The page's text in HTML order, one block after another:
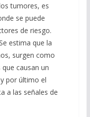
tumores, es
se puede
de riesgo.
estima que la
surgen como
causan un
por último el
a las señales de